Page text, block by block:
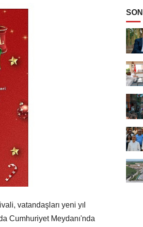
vatandaşları yeni yıl
Cumhuriyet Meydanı'nda